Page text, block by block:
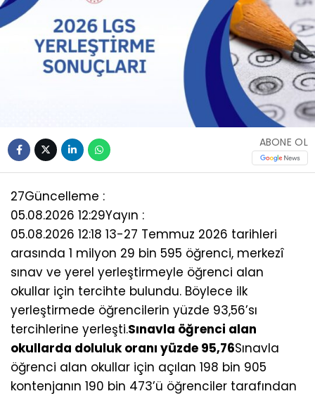
ABONE OL
27Güncelleme :
05.08.2026 12:29Yayın :
05.08.2026 12:18 13-27 Temmuz 2026 tarihleri
arasında 1 milyon 29 bin 595 öğrenci, merkezî
sınav ve yerel yerleştirmeyle öğrenci alan
okullar için tercihte bulundu. Böylece ilk
yerleştirmede öğrencilerin yüzde 93,56’sı
tercihlerine yerleşti.Sınavla öğrenci alan
okullarda doluluk oranı yüzde 95,76Sınavla
öğrenci alan okullar için açılan 198 bin 905
kontenjanın 190 bin 473’ü öğrenciler tarafından